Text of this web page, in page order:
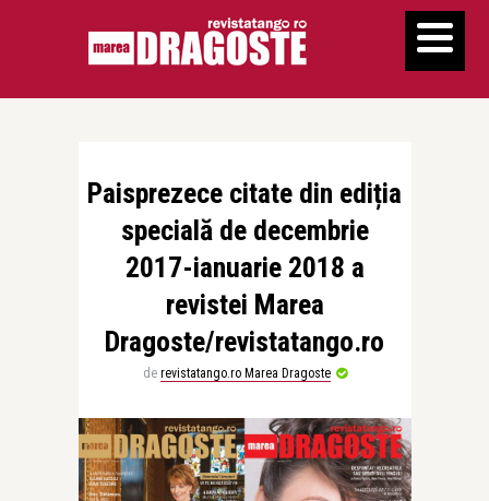
Paisprezece citate din ediția
specială de decembrie
2017-ianuarie 2018 a
revistei Marea
Dragoste/revistatango.ro
de revistatango.ro Marea Dragoste